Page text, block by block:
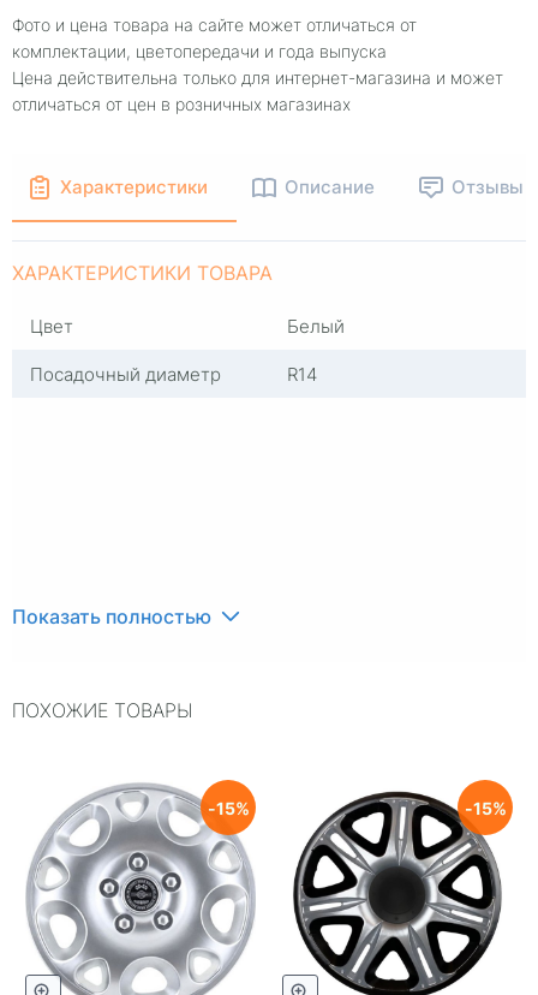
Фото и цена товара на сайте может отличаться от
комплектации, цветопередачи и года выпуска
Цена действительна только для интернет-магазина и может
отличаться от цен в розничных магазинах
Характеристики Описание Отзывы
ХАРАКТЕРИСТИКИ ТОВАРА
Цвет
Белый
Посадочный диаметр
R14
Показать полностью
ПОХОЖИЕ ТОВАРЫ
15 15